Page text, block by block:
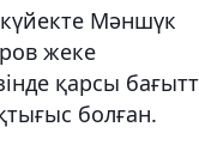
Мәншүк
жеке
қарсы
болған.